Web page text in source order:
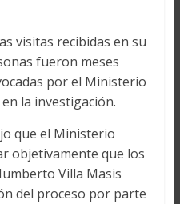
visitas recibidas en su
fueron meses
por el Ministerio
la investigación.
que el Ministerio
objetivamente que los
Villa Masis
del proceso por parte